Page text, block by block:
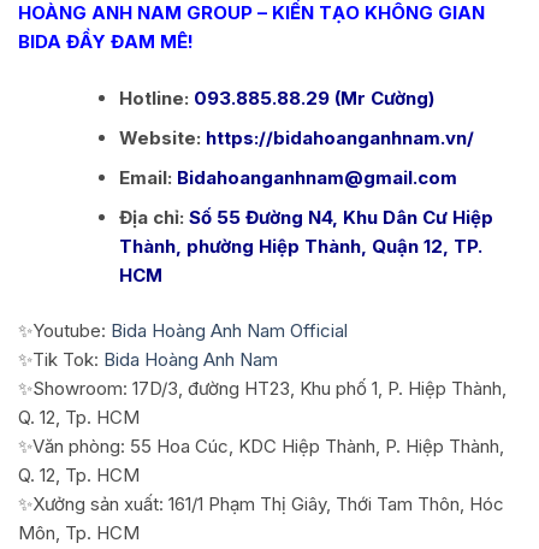
HOÀNG ANH NAM GROUP – KIẾN TẠO KHÔNG GIAN
BIDA ĐẦY ĐAM MÊ!
Hotline: 093.885.88.29 (Mr Cường)
Website: https://bidahoanganhnam.vn/
Email: Bidahoanganhnam@gmail.com
Địa chỉ: Số 55 Đường N4, Khu Dân Cư Hiệp
Thành, phường Hiệp Thành, Quận 12, TP.
HCM
✨Youtube: Bida Hoàng Anh Nam Official
✨Tik Tok: Bida Hoàng Anh Nam
✨Showroom: 17D/3, đường HT23, Khu phố 1, P. Hiệp Thành,
Q. 12, Tp. HCM
✨Văn phòng: 55 Hoa Cúc, KDC Hiệp Thành, P. Hiệp Thành,
Q. 12, Tp. HCM
✨Xưởng sản xuất: 161/1 Phạm Thị Giây, Thới Tam Thôn, Hóc
Môn, Tp. HCM